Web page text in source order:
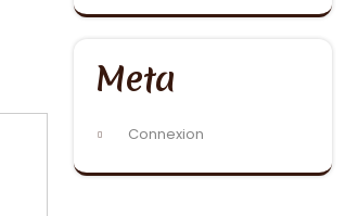
Meta
Connexion